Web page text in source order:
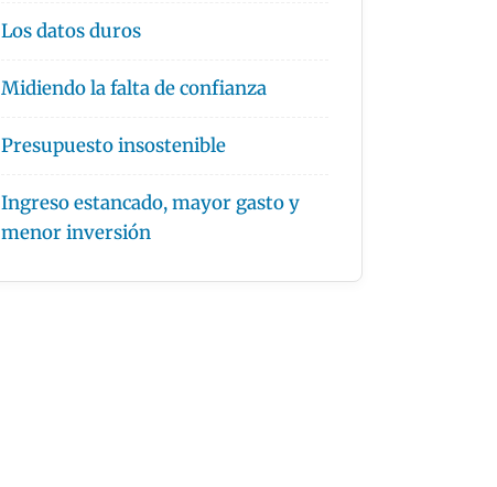
Los datos duros
Midiendo la falta de confianza
Presupuesto insostenible
Ingreso estancado, mayor gasto y
menor inversión